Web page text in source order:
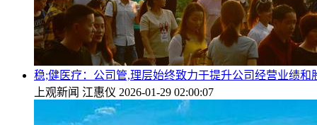
稳;健医疗：公司管,理层始终致力于提升公司经营业绩和
上观新闻 江惠仪 2026-01-29 02:00:07